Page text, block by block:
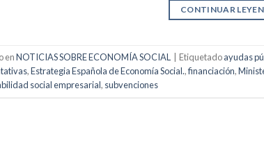
CONTINUAR
enNOTICIAS SOBRE ECONOMÍA SOCIAL Etiquetadoayudas
,Estrategia Española de Economía Social.,financiación,
social empresarial, subvenciones